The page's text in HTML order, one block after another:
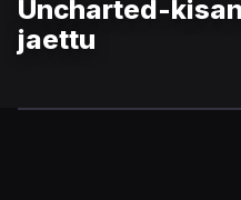
Uncharted-
jaettu